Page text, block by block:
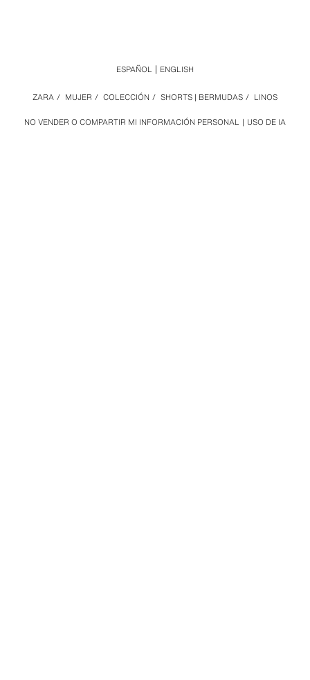
NO VENDER O COMPARTIR MI INFORMACIÓN PERSONAL USO DE IA
ZARA / MUJER / COLECCIÓN / SHORTS | BERMUDAS / LINOS
ESPAÑOL ENGLISH